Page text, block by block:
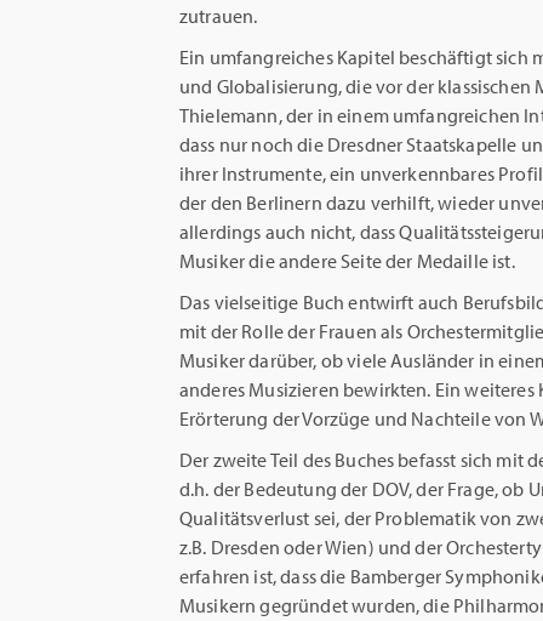
zutrauen.
Ein umfangreiches Kapitel beschäftigt
und Globalisierung, die vor der klassischen
Thielemann, der in einem umfangreichen
dass nur noch die Dresdner Staatskapelle
ihrer Instrumente, ein unverkennbares
der den Berlinern dazu verhilft, wieder
allerdings auch nicht, dass
Musiker die andere Seite der Medaille ist.
Das vielseitige Buch entwirft auch
mit der Rolle der Frauen als
Musiker darüber, ob viele Ausländer in
anderes Musizieren bewirkten. Ein
Erörterung der Vorzüge und Nachteile von
Der zweite Teil des Buches befasst sich mit
d.h. der Bedeutung der DOV, der Frage, ob
Qualitätsverlust sei, der Problematik von
z.B. Dresden oder Wien) und der
erfahren ist, dass die Bamberger
Musikern gegründet wurden, die